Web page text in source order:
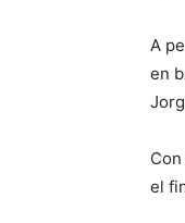
A
en
el